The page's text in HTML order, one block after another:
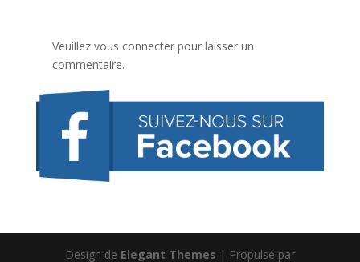
Veuillez vous connecter pour laisser un
commentaire.
Design de Elegant Themes | Propulsé par